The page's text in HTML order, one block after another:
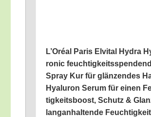
L’O­ré­al Paris Elvi­tal Hydra
ro­nic
Spray Kur für glän­zen­des
Hyalu­ron Serum für einen
tig­keits­boost, Schutz &
lang­an­hal­ten­de